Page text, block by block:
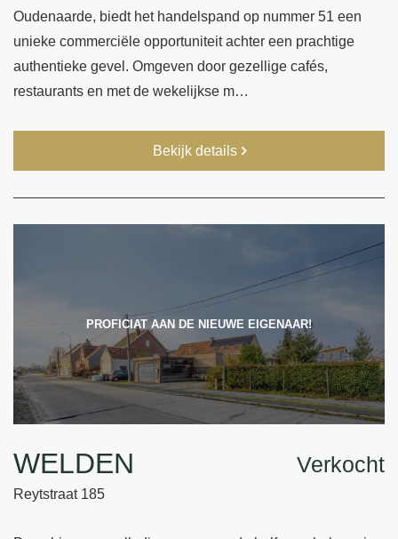
Oudenaarde, biedt het handelspand op nummer 51 een
unieke commerciële opportuniteit achter een prachtige
authentieke gevel. Omgeven door gezellige cafés,
restaurants en met de wekelijkse m…
Bekijk details
PROFICIAT AAN DE NIEUWE EIGENAAR!
WELDEN
Reytstraat 185
Verkocht